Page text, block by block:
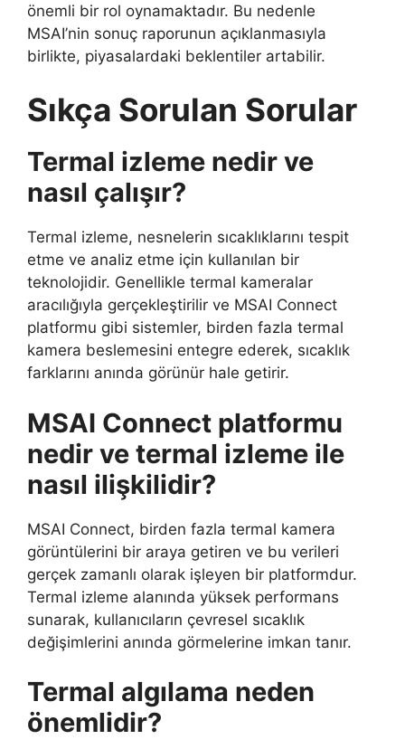
önemli bir rol oynamaktadır. Bu nedenle
MSAI’nin sonuç raporunun açıklanmasıyla
birlikte, piyasalardaki beklentiler artabilir.
Sıkça Sorulan Sorular
Termal izleme nedir ve
nasıl çalışır?
Termal izleme, nesnelerin sıcaklıklarını tespit
etme ve analiz etme için kullanılan bir
teknolojidir. Genellikle termal kameralar
aracılığıyla gerçekleştirilir ve MSAI Connect
platformu gibi sistemler, birden fazla termal
kamera beslemesini entegre ederek, sıcaklık
farklarını anında görünür hale getirir.
MSAI Connect platformu
nedir ve termal izleme ile
nasıl ilişkilidir?
MSAI Connect, birden fazla termal kamera
görüntülerini bir araya getiren ve bu verileri
gerçek zamanlı olarak işleyen bir platformdur.
Termal izleme alanında yüksek performans
sunarak, kullanıcıların çevresel sıcaklık
değişimlerini anında görmelerine imkan tanır.
Termal algılama neden
önemlidir?